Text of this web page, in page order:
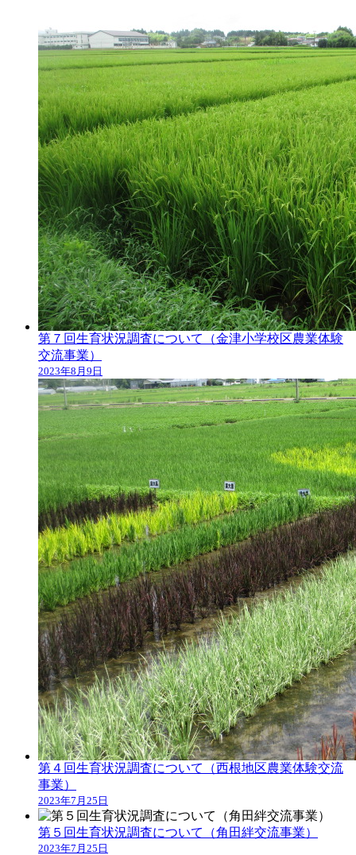
第７回生育状況調査について（金津小学校区農業体験
交流事業）
2023年8月9日
第４回生育状況調査について（西根地区農業体験交流
事業）
2023年7月25日
第５回生育状況調査について（角田絆交流事業）
2023年7月25日